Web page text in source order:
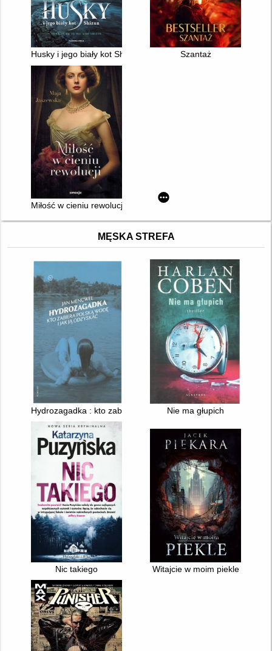
Husky i jego biały kot Shizun Szantaż
Miłość w cieniu rewolucji
MĘSKA STREFA
Hydrozagadka : kto zabiera polską wodę i jak ją odzyskać?
Nie ma głupich
Nic takiego Witajcie w moim piekle